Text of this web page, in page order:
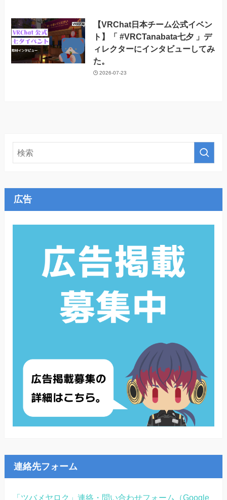
【VRChat日本チーム公式イベン
ト】「 #VRCTanabata七夕 」デ
ィレクターにインタビューしてみ
た。
2026-07-23
広告
連絡先フォーム
「ツバメヤロク」連絡・問い合わせフォーム（Google